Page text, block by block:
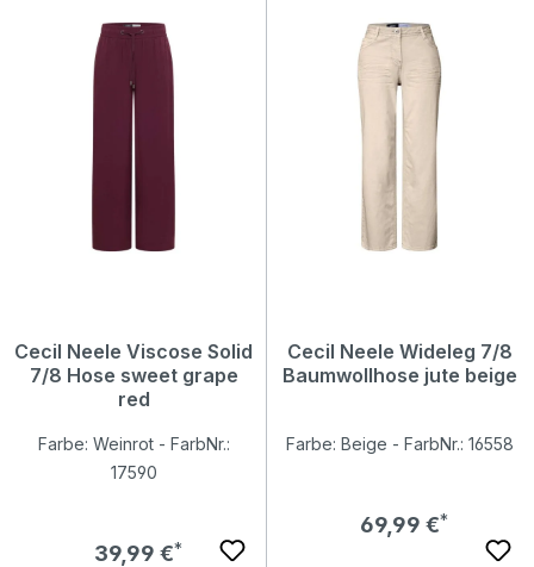
Cecil Neele Viscose Solid
7/8 Hose sweet grape
red
Farbe: Weinrot - FarbNr.:
17590
Regulärer Preis:
39,99 €
Cecil Neele Wideleg 7/8
Baumwollhose jute beige
Farbe: Beige - FarbNr.: 16558
Regulärer Preis:
69,99 €